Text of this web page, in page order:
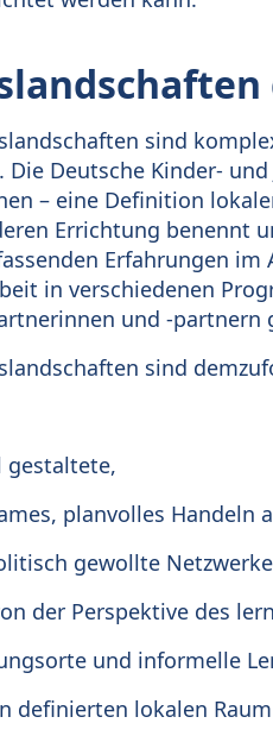
sind
Deutsche Kinder-
– eine Definition
Errichtung benennt
Erfahrungen
in verschiedenen
und -partnern
sind
gestaltete,
planvolles Handeln
gewollte
der Perspektive des
und informelle
definierten lokalen